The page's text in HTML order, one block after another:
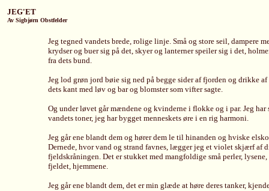
JEG'ET
Av Sigbjørn Obstfelder
Jeg tegned vandets brede, rolige linje. Små og store seil, dampere
krydser og buer sig på det, skyer og lanterner speiler sig i det,
fra dets bund.
Jeg lod grøn jord bøie sig ned på begge sider af fjorden og drikke
dets kant med løv og bar og blomster som vifter sagte.
Og under løvet går mændene og kvinderne i flokke og i par. Jeg har
vandets toner, jeg har bygget menneskets øre i en rig harmoni.
Jeg går ene blandt dem og hører dem le til hinanden og hviske
Dernede, hvor vand og strand favnes, lægger jeg et violet skjærf af
fjeldskråningen. Det er stukket med mangfoldige små perler,
fjeldet, hjemmene.
Jeg går ene blandt dem, det er min glæde at høre deres tanker,